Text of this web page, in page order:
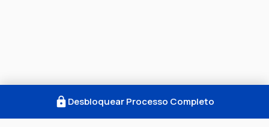
Desbloquear Processo Completo